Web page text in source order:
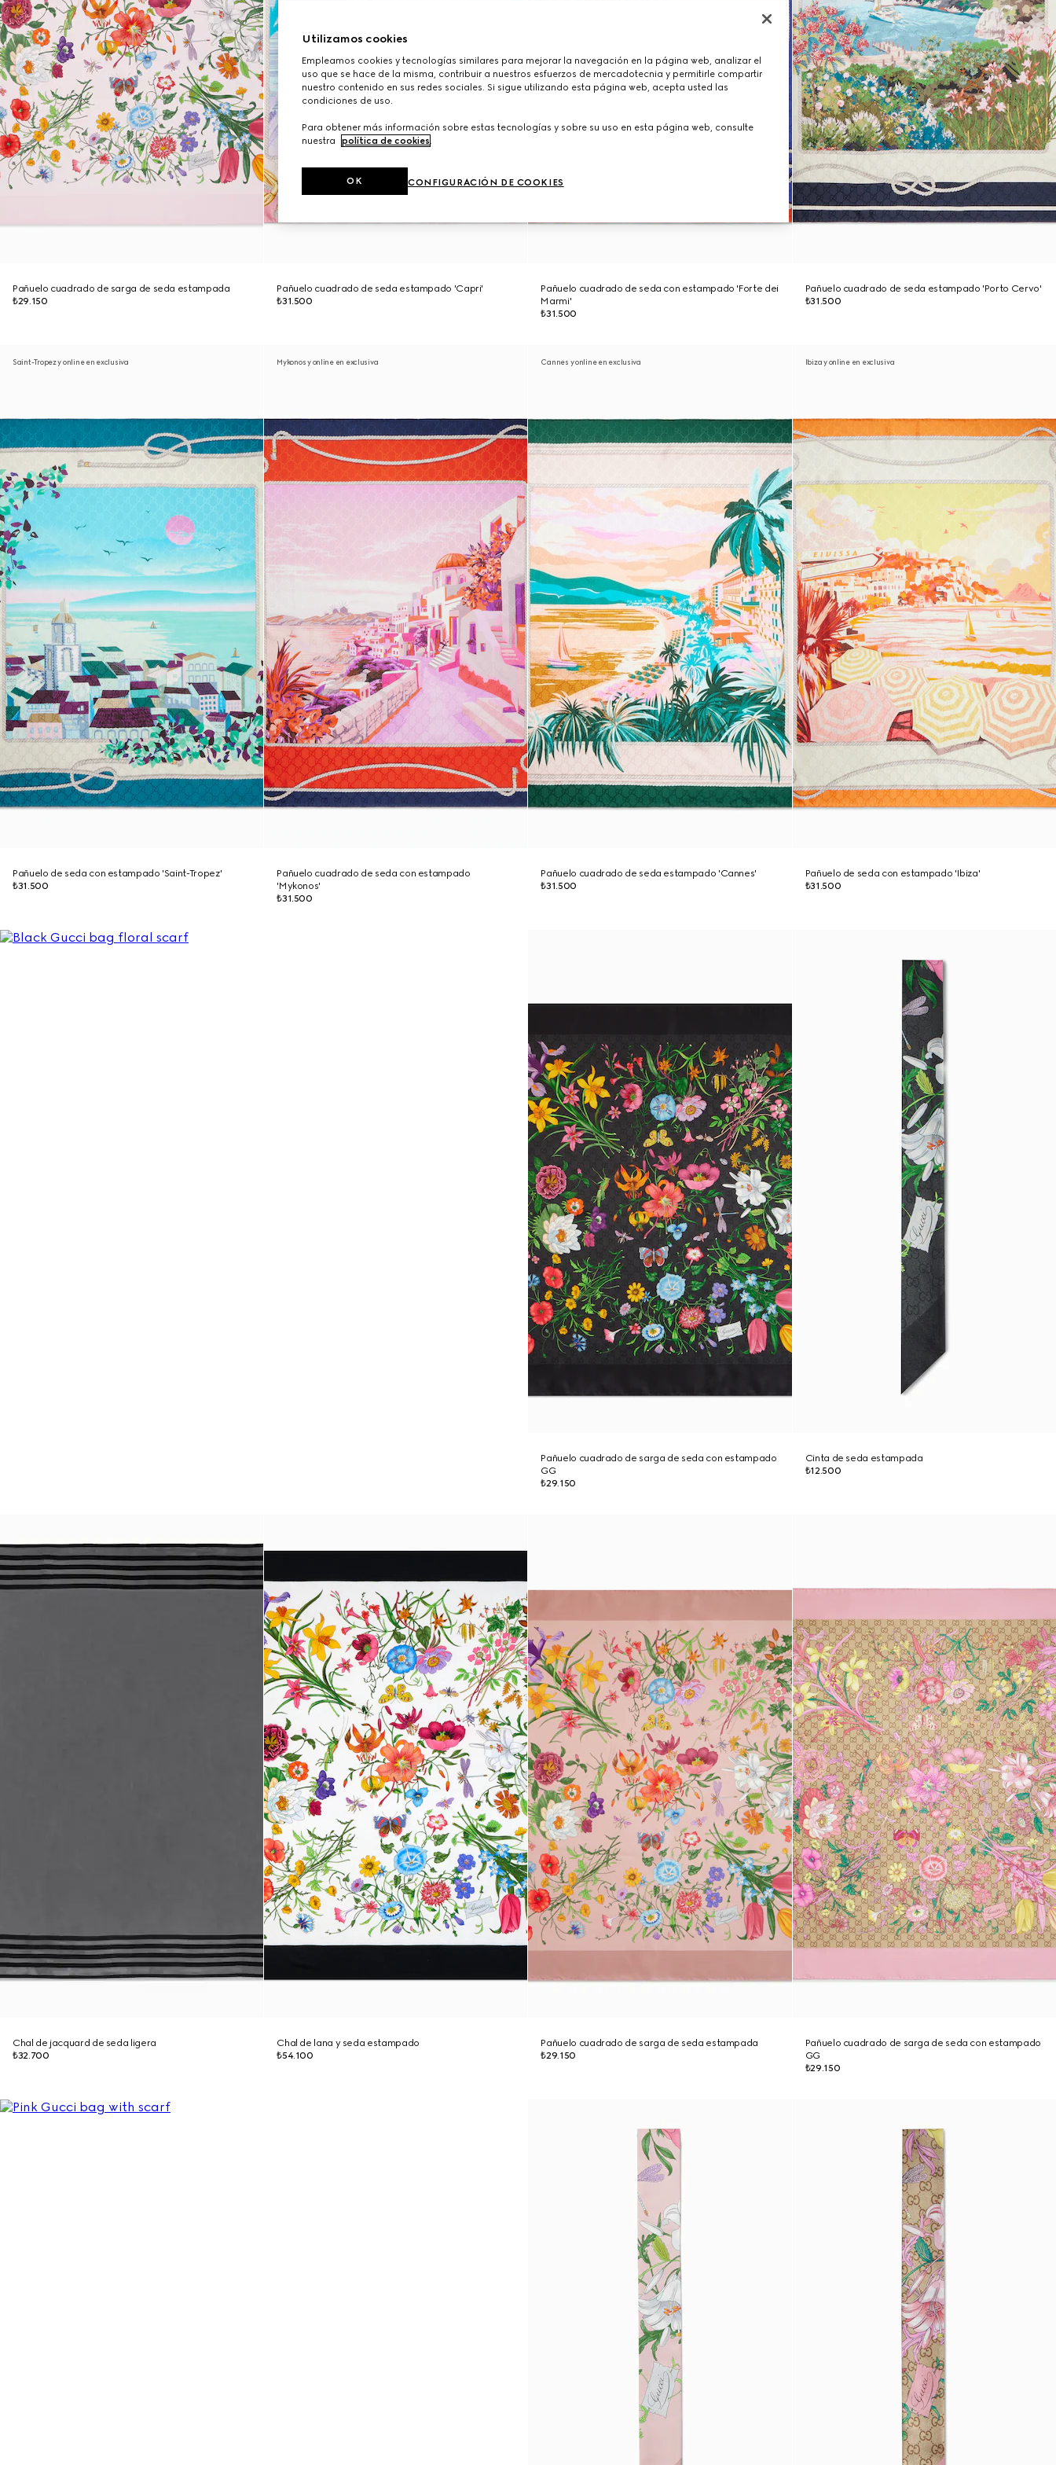
Pañuelo cuadrado de sarga de seda estampada
₺29.150
Pañuelo cuadrado de seda estampado 'Capri'
₺31.500
Pañuelo cuadrado de seda con estampado 'Forte dei
Marmi'
₺31.500
Pañuelo cuadrado de seda estampado 'Porto Cervo'
₺31.500
Saint-Tropez y online en exclusiva
Pañuelo de seda con estampado 'Saint-Tropez'
₺31.500
Mykonos y online en exclusiva
Pañuelo cuadrado de seda con estampado
'Mykonos'
₺31.500
Cannes y online en exclusiva
Pañuelo cuadrado de seda estampado 'Cannes'
₺31.500
Ibiza y online en exclusiva
Pañuelo de seda con estampado 'Ibiza'
₺31.500
Pañuelo cuadrado de sarga de seda con estampado
GG
₺29.150
Cinta de seda estampada
₺12.500
Chal de jacquard de seda ligera
₺32.700
Chal de lana y seda estampado
₺54.100
Pañuelo cuadrado de sarga de seda estampada
₺29.150
Pañuelo cuadrado de sarga de seda con estampado
GG
₺29.150
Utilizamos cookies
Empleamos cookies y tecnologías similares para mejorar la navegación en la página web, analizar el
uso que se hace de la misma, contribuir a nuestros esfuerzos de mercadotecnia y permitirle compartir
nuestro contenido en sus redes sociales. Si sigue utilizando esta página web, acepta usted las
condiciones de uso.
Para obtener más información sobre estas tecnologías y sobre su uso en esta página web, consulte
nuestra
política de cookies.
CONFIGURACIÓN DE COOKIES
OK